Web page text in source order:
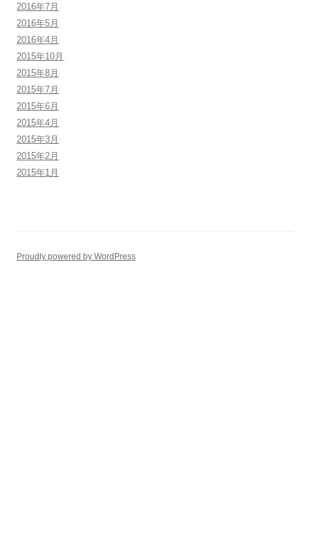
2016年7月
2016年5月
2016年4月
2015年10月
2015年8月
2015年7月
2015年6月
2015年4月
2015年3月
2015年2月
2015年1月
Proudly powered by WordPress